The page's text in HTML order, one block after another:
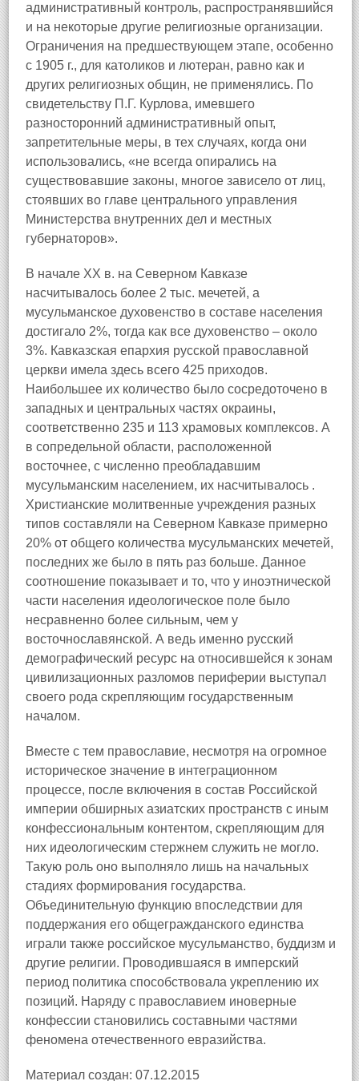
административный контроль, распространявшийся
и на некоторые другие религиозные организации.
Ограничения на предшествующем этапе, особенно
с 1905 г., для католиков и лютеран, равно как и
других религиозных общин, не применялись. По
свидетельству П.Г. Курлова, имевшего
разносторонний административный опыт,
запретительные меры, в тех случаях, когда они
использовались, «не всегда опирались на
существовавшие законы, многое зависело от лиц,
стоявших во главе центрального управления
Министерства внутренних дел и местных
губернаторов».
В начале ХХ в. на Северном Кавказе
насчитывалось более 2 тыс. мечетей, а
мусульманское духовенство в составе населения
достигало 2%, тогда как все духовенство – около
3%. Кавказская епархия русской православной
церкви имела здесь всего 425 приходов.
Наибольшее их количество было сосредоточено в
западных и центральных частях окраины,
соответственно 235 и 113 храмовых комплексов. А
в сопредельной области, расположенной
восточнее, с численно преобладавшим
мусульманским населением, их насчитывалось .
Христианские молитвенные учреждения разных
типов составляли на Северном Кавказе примерно
20% от общего количества мусульманских мечетей,
последних же было в пять раз больше. Данное
соотношение показывает и то, что у иноэтнической
части населения идеологическое поле было
несравненно более сильным, чем у
восточнославянской. А ведь именно русский
демографический ресурс на относившейся к зонам
цивилизационных разломов периферии выступал
своего рода скрепляющим государственным
началом.
Вместе с тем православие, несмотря на огромное
историческое значение в интеграционном
процессе, после включения в состав Российской
империи обширных азиатских пространств с иным
конфессиональным контентом, скрепляющим для
них идеологическим стержнем служить не могло.
Такую роль оно выполняло лишь на начальных
стадиях формирования государства.
Объединительную функцию впоследствии для
поддержания его общегражданского единства
играли также российское мусульманство, буддизм и
другие религии. Проводившаяся в имперский
период политика способствовала укреплению их
позиций. Наряду с православием иноверные
конфессии становились составными частями
феномена отечественного евразийства.
Материал создан: 07.12.2015